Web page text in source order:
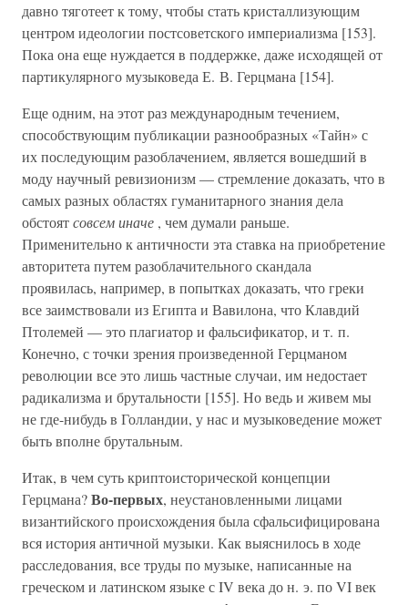
давно тяготеет к тому, чтобы стать кристаллизующим
центром идеологии постсоветского империализма [153].
Пока она еще нуждается в поддержке, даже исходящей от
партикулярного музыковеда Е. В. Герцмана [154].
Еще одним, на этот раз международным течением,
способствующим публикации разнообразных «Тайн» с
их последующим разоблачением, является вошедший в
моду научный ревизионизм — стремление доказать, что в
самых разных областях гуманитарного знания дела
обстоятсовсем иначе , чем думали раньше.
Применительно к античности эта ставка на приобретение
авторитета путем разоблачительного скандала
проявилась, например, в попытках доказать, что греки
все заимствовали из Египта и Вавилона, что Клавдий
Птолемей — это плагиатор и фальсификатор, и т. п.
Конечно, с точки зрения произведенной Герцманом
революции все это лишь частные случаи, им недостает
радикализма и брутальности [155]. Но ведь и живем мы
не где-нибудь в Голландии, у нас и музыковедение может
быть вполне брутальным.
Итак, в чем суть криптоисторической концепции
Герцмана?Во-первых, неустановленными лицами
византийского происхождения была сфальсифицирована
вся история античной музыки. Как выяснилось в ходе
расследования, все труды по музыке, написанные на
греческом и латинском языке с IV века до н. э. по VI век